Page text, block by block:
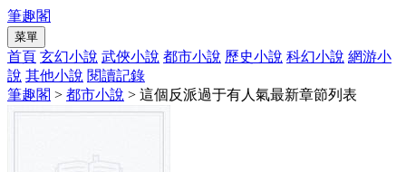
筆趣閣
菜單
首頁 玄幻小說 武俠小說 都市小說 歷史小說 科幻小說 網游小
說 其他小說 閱讀記錄
筆趣閣 > 都市小說 > 這個反派過于有人氣最新章節列表